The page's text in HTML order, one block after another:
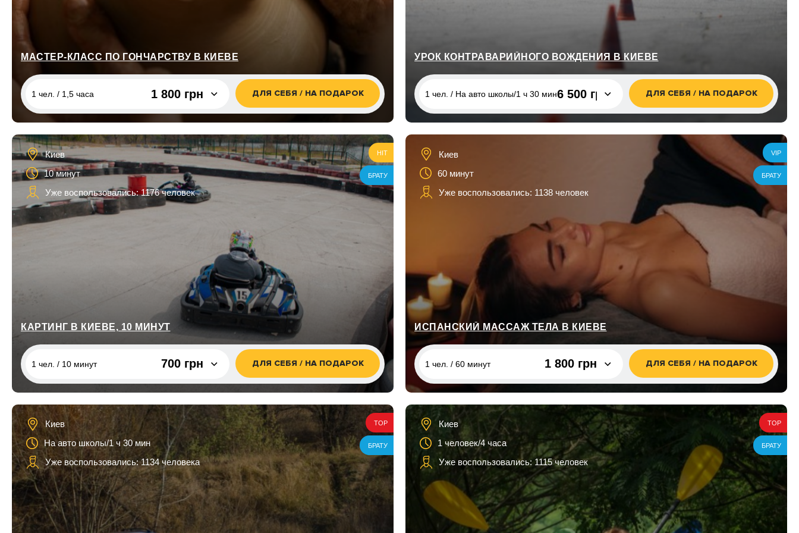
МАСТЕР-КЛАСС ПО ГОНЧАРСТВУ В КИЕВЕ
1 чел. / 1,5 часа 1 800 грн
2 чел. / 1,5 часа 2 500 грн
ДЛЯ СЕБЯ / НА ПОДАРОК
УРОК КОНТРАВАРИЙНОГО ВОЖДЕНИЯ В КИЕВЕ
1 чел. / На авто школы/1 ч 30 мин6 500 грн
1 чел. / На своем авто/1 ч 30 мин
ДЛЯ СЕБЯ / НА ПОДАРОК
Киев
10 минут
Уже воспользовались: 1176 человек
HIT
БРАТУ
КАРТИНГ В КИЕВЕ, 10 МИНУТ
1 чел. / 10 минут 700 грн
1 чел. / 20 минут 1 300 грн
1 чел. / 30 минут 1 800 грн
1 чел. / 40 минут 2 800 грн
1 чел. / 50 минут 3 500 грн
1 чел. / 60 минут 4 200 грн
ДЛЯ СЕБЯ / НА ПОДАРОК
Киев
60 минут
Уже воспользовались: 1138 человек
VIP
БРАТУ
ИСПАНСКИЙ МАССАЖ ТЕЛА В КИЕВЕ
1 чел. / 60 минут 1 800 грн
2 чел. / 60 минут 3 600 грн
ДЛЯ СЕБЯ / НА ПОДАРОК
Киев
На авто школы/1 ч 30 мин
Уже воспользовались: 1134 человека
TOP
БРАТУ
Киев
1 человек/4 часа
Уже воспользовались: 1115 человек
TOP
БРАТУ